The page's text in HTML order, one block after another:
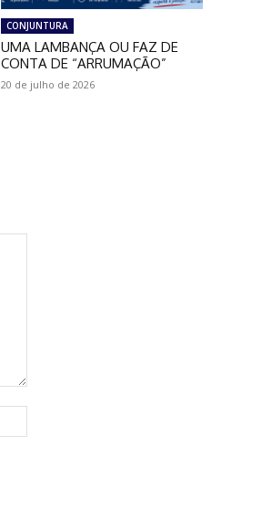
CONJUNTURA
UMA LAMBANÇA OU FAZ DE
CONTA DE “ARRUMAÇÃO”
20 de julho de 2026